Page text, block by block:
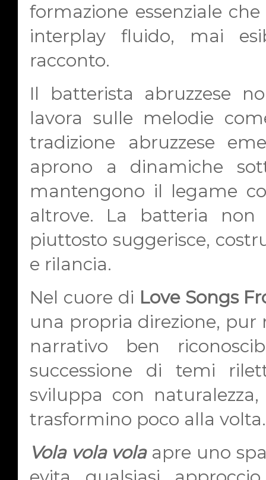
formazione essenziale
interplay fluido, mai
racconto.
Il batterista abruzzese
lavora sulle melodie
tradizione abruzzese
aprono a dinamiche
mantengono il legame
altrove. La batteria non
piuttosto suggerisce,
e rilancia.
Nel cuore di Love Songs
una propria direzione,
narrativo ben
successione di temi
sviluppa con
trasformino poco alla volta.
Vola vola volaapre uno